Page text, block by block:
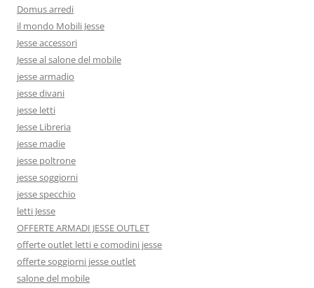
Domus arredi
il mondo Mobili Jesse
Jesse accessori
Jesse al salone del mobile
jesse armadio
jesse divani
jesse letti
Jesse Libreria
jesse madie
jesse poltrone
jesse soggiorni
jesse specchio
letti Jesse
OFFERTE ARMADI JESSE OUTLET
offerte outlet letti e comodini jesse
offerte soggiorni jesse outlet
salone del mobile